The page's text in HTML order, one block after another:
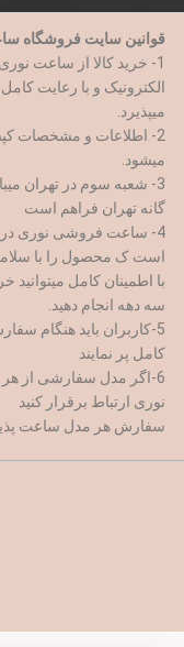
قوانین سایت فروشگاه
1- خرید کالا از ساعت
الکترونیک و با رعایت
میپذیرد.
2- اطلاعات و مشخصات
میشود.
گانه تهران فراهم است
4- ساعت فروشی نوری در
است ک محصول را با
با اطمینان کامل
سه دهه انجام دهید.
5-کاربران باید هنگام
کامل پر نمایند
6-اگر مدل سفارشی از هر
نوری ارتباط برقرار کنید
سفارش هر مدل ساعت